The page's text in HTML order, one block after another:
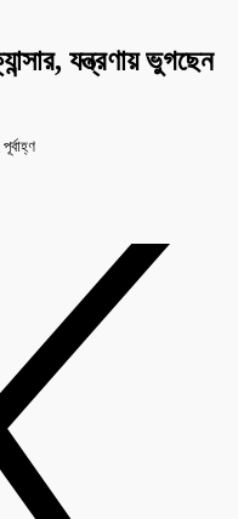
যন্ত্রণায় ভুগছেন